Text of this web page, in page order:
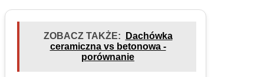
ZOBACZ TAKŻE:
Dachówka
ceramiczna vs betonowa -
porównanie